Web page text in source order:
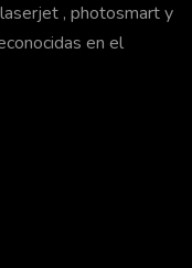
, photosmart y
en el